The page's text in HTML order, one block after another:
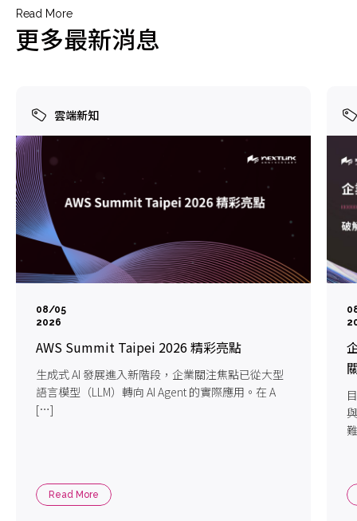
Read More
更多最新消息
雲端新知
08/05
2026
AWS Summit Taipei 2026 精彩亮點
生成式 AI 發展進入新階段，企業關注焦點已從大型
語言模型（LLM）轉向 AI Agent 的實際應用。在 A
[…]
Read More